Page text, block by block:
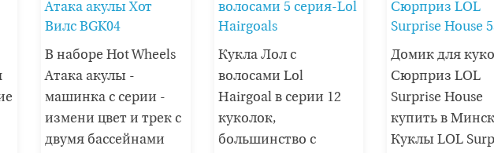
Атака акулы Хот
Вилс BGK04
В наборе Hot Wheels
Атака акулы -
машинка с серии -
измени цвет и трек с
двумя бассейнами
волосами 5 серия-Lol
Hairgoals
Кукла Лол с
волосами Lol
Hairgoal в серии 12
куколок,
большинство с
Сюрприз LOL
Surprise House
Домик для
Сюрприз LOL
Surprise House
купить в
Куклы LOL